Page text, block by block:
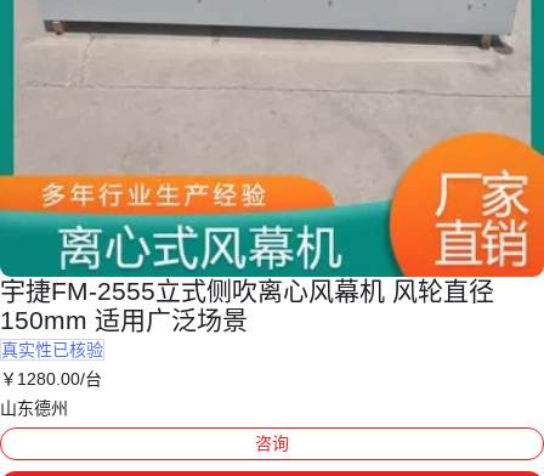
宇捷FM-2555立式侧吹离心风幕机 风轮直径
150mm 适用广泛场景
真实性已核验
￥ 1280 .00/台
山东德州
咨询